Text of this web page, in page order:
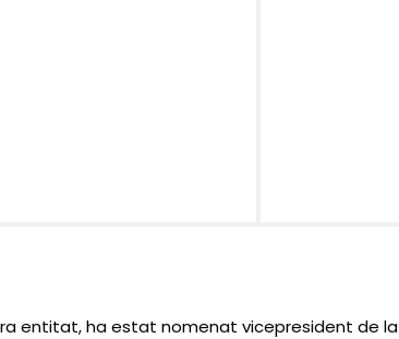
entitat, ha estat nomenat vicepresident de